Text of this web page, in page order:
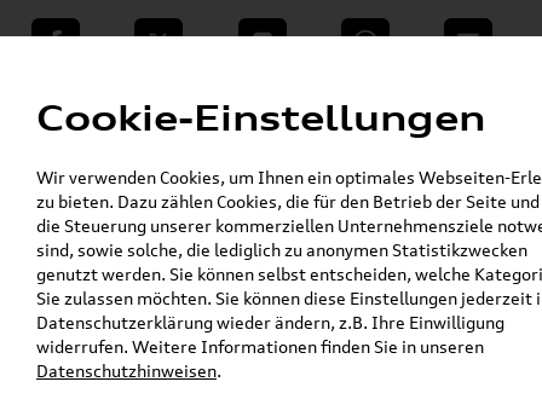
teilen Twitter Instagram WhatsApp E-Mail
VW Shop - VW Originalteile und Zubehör »
% Sale »
Original Audi A5/S5 Avant/Limousine (FU) 19
Zoll Winterkomplettradsatz 5-Doppelspeichen
mit RS-Schriftzug
Original Audi A5/S5
Avant/Limousine (FU) 19 Zoll
Cookie-Einstellungen
Wir verwenden Cookies, um Ihnen ein optimales Webseiten-
zu bieten. Dazu zählen Cookies, die für den Betrieb der Seite
die Steuerung unserer kommerziellen Unternehmensziele
sind, sowie solche, die lediglich zu anonymen Statistikzwecken
genutzt werden. Sie können selbst entscheiden, welche
Sie zulassen möchten. Sie können diese Einstellungen jederzeit
Datenschutzerklärung wieder ändern, z.B. Ihre Einwilligung
widerrufen. Weitere Informationen finden Sie in unseren
Datenschutzhinweisen.